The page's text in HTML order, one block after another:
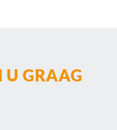
U GRAAG